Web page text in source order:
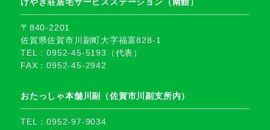
〒840-2201
佐賀県佐賀市川副町大字福富828-1
TEL：0952-45-5193（代表）
FAX：0952-45-2942
おたっしゃ本舗川副（佐賀市川副支所内）
TEL：0952-97-9034